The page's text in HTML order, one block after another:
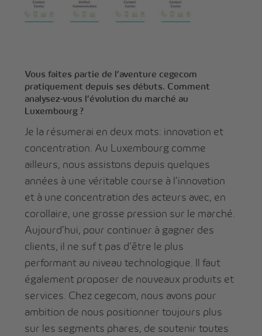
Vous faites partie de l’aventure cegecom
pratiquement depuis ses débuts. Comment
analysez-vous l’évolution du marché au
Luxembourg ?
Je la résumerai en deux mots: innovation et
concentration. Au Luxembourg comme
ailleurs, nous assistons depuis quelques
années à une véritable course à l’innovation
et à une concentration des acteurs avec, en
corollaire, une grosse pression sur le marché.
Aujourd’hui, pour continuer à gagner des
clients, il ne suf t pas d’être le plus
performant au niveau technologique. Il faut
également proposer de nouveaux produits et
services. Chez cegecom, nous avons pour
ambition de nous positionner toujours plus
sur les segments phares, de soutenir toutes